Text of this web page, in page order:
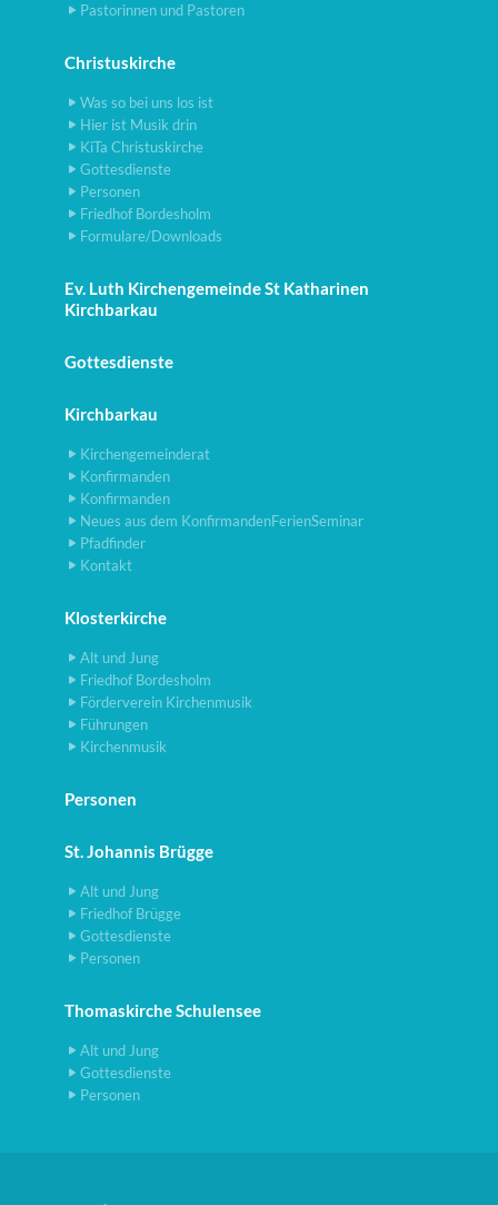
Pastorinnen und Pastoren
Christuskirche
Was so bei uns los ist
Hier ist Musik drin
KiTa Christuskirche
Gottesdienste
Personen
Friedhof Bordesholm
Formulare/Downloads
Ev. Luth Kirchengemeinde St Katharinen
Kirchbarkau
Gottesdienste
Kirchbarkau
Kirchengemeinderat
Konfirmanden
Konfirmanden
Neues aus dem KonfirmandenFerienSeminar
Pfadfinder
Kontakt
Klosterkirche
Alt und Jung
Friedhof Bordesholm
Förderverein Kirchenmusik
Führungen
Kirchenmusik
Personen
St. Johannis Brügge
Alt und Jung
Friedhof Brügge
Gottesdienste
Personen
Thomaskirche Schulensee
Alt und Jung
Gottesdienste
Personen